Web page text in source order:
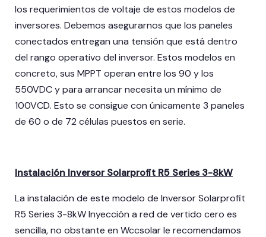
los requerimientos de voltaje de estos modelos de
inversores. Debemos asegurarnos que los paneles
conectados entregan una tensión que está dentro
del rango operativo del inversor. Estos modelos en
concreto, sus MPPT operan entre los 90 y los
550VDC y para arrancar necesita un mínimo de
100VCD. Esto se consigue con únicamente 3 paneles
de 60 o de 72 células puestos en serie.
Instalación Inversor Solarprofit R5 Series 3-8kW
La instalación de este modelo de Inversor Solarprofit
R5 Series 3-8kW Inyección a red de vertido cero es
sencilla, no obstante en Wccsolar le recomendamos